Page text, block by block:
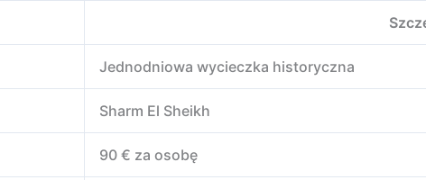
Jednodniowa wycieczka historyczna
Sharm El Sheikh
90 € za osobę